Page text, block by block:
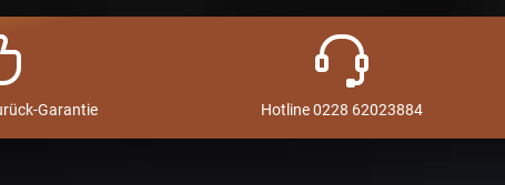
Garantie Hotline 0228 62023884